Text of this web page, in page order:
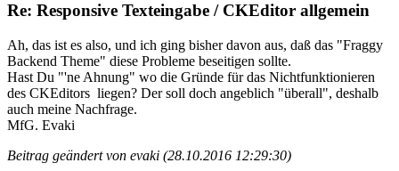
Re: Responsive Texteingabe / CKEditor allgemein
Ah, das ist es also, und ich ging bisher davon aus, daß das "Fraggy
Backend Theme" diese Probleme beseitigen sollte.
Hast Du "'ne Ahnung" wo die Gründe für das Nichtfunktionieren
des CKEditors liegen? Der soll doch angeblich "überall", deshalb
auch meine Nachfrage.
MfG. Evaki
Beitrag geändert von evaki (28.10.2016 12:29:30)